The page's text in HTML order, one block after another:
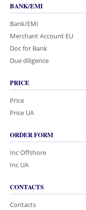
BANK/EMI
Bank/EMI
Merchant Account EU
Doc for Bank
Due diligence
PRICE
Price
Price UA
ORDER FORM
Inc Offshore
Inc UA
CONTACTS
Contacts